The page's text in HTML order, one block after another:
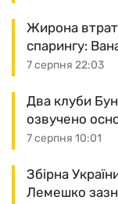
7 серпня 22:03
Жирона
спарингу:
7 серпня 10:01
Два клуби
озвучено
Збірна
Лемешко